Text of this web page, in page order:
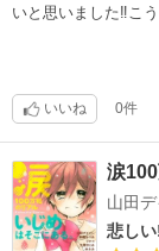
いと思いました‼︎こ
いいね 0件
涙
山田
悲しい